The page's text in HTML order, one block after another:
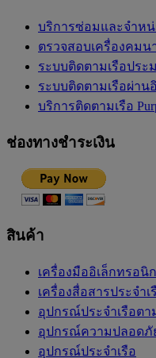
บริการซ่อมและจำห
ตรวจสอบเครื่องคมน
ระบบติดตามเรือประ
ระบบติดตามเรือผ่าน
บริการติดตามเรือ
ช่องทางชำระเงิน
สินค้า
เครื่องมืออิเล็กทรอนิ
เครื่องสื่อสารประจำเ
อุปกรณ์ประจำเรือตา
อุปกรณ์ความปลอดภั
อุปกรณ์ประจำเรือ